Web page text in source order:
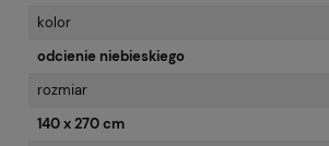
kolor
odcienie niebieskiego
rozmiar
140 x 270 cm